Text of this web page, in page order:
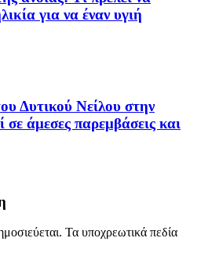
για να έναν υγιή
Δυτικού Νείλου στην
άμεσες παρεμβάσεις και
Τα υποχρεωτικά πεδία